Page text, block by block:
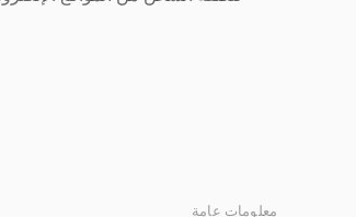
معلومات عامة